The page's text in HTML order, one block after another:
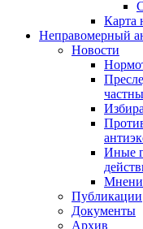
Карта
Неправомерный
Новости
Иные
Публикации
Документы
Архив